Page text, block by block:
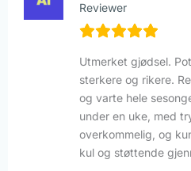
Reviewer
Utmerket gjødsel.
sterkere og rikere.
og varte hele
under en uke, med
overkommelig, og
kul og støttende